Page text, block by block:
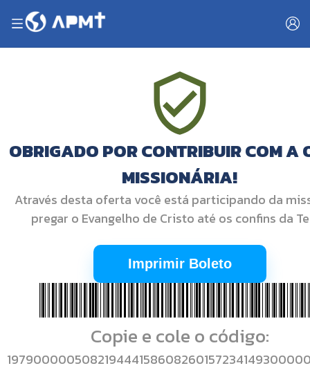
OBRIGADO POR CONTRIBUIR COM A
MISSIONÁRIA!
Através desta oferta você está participando da
pregar o Evangelho de Cristo até os confins da
Imprimir Boleto
Copie e cole o código: